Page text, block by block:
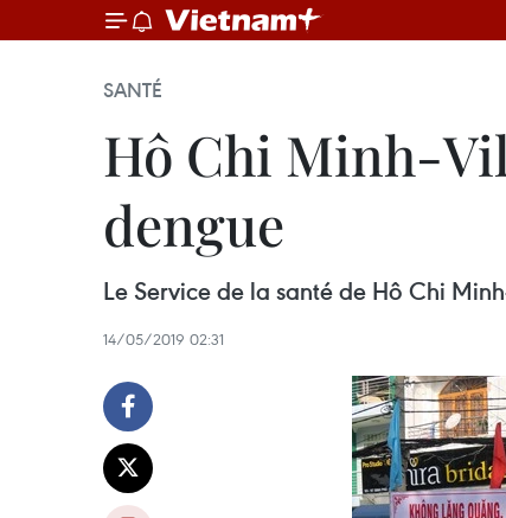
SANTÉ
Hô Chi Minh-
dengue
Le Service de la santé de Hô Chi
14/05/2019 02:31